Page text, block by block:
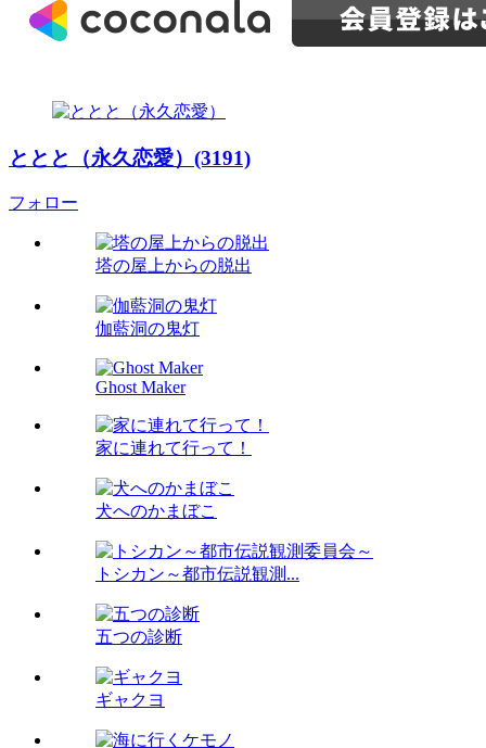
ととと（永久恋愛）(3191)
フォロー
塔の屋上からの脱出
伽藍洞の鬼灯
Ghost Maker
家に連れて行って！
犬へのかまぼこ
トシカン～都市伝説観測...
五つの診断
ギャクヨ